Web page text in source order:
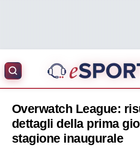
Overwatch League:
dettagli della prima
stagione inaugurale